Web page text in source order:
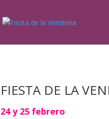
FIESTA DE LA
24 y 25 febrero